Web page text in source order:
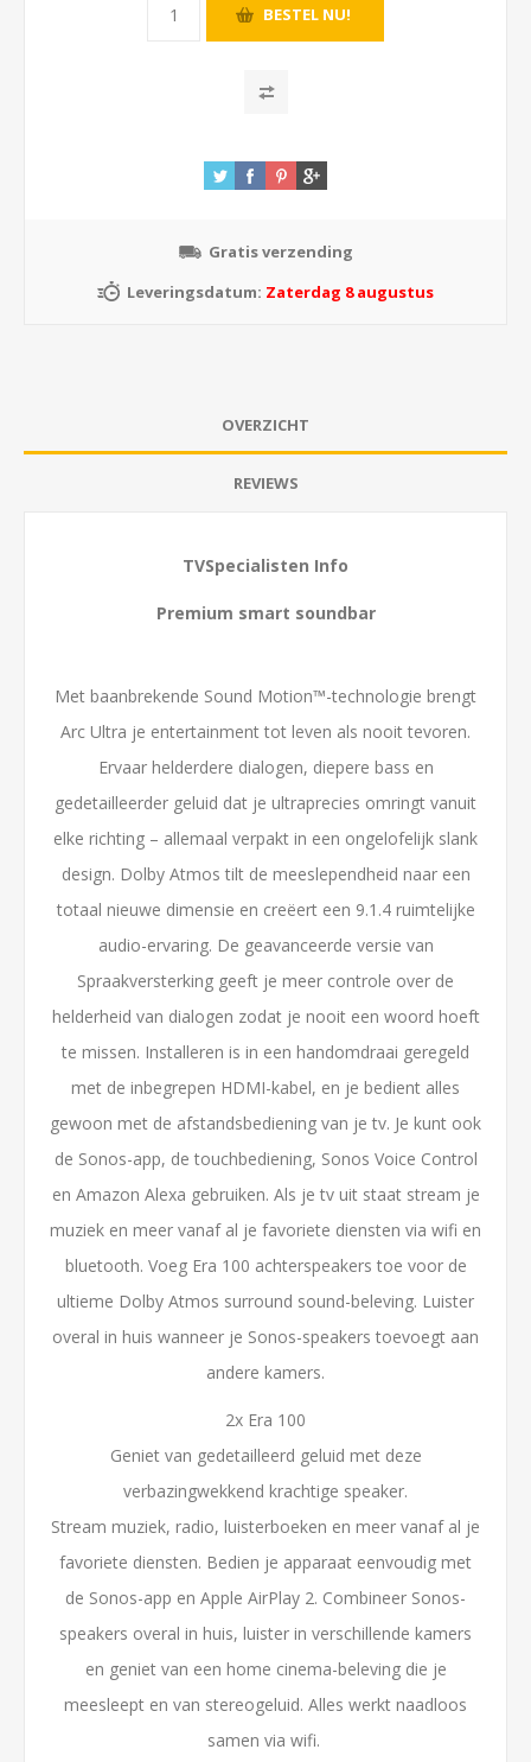
Gratis verzending
Leveringsdatum: Zaterdag 8 augustus
OVERZICHT
REVIEWS
TVSpecialisten Info
Premium smart soundbar
Met baanbrekende Sound Motion™-technologie brengt
Arc Ultra je entertainment tot leven als nooit tevoren.
Ervaar helderdere dialogen, diepere bass en
gedetailleerder geluid dat je ultraprecies omringt vanuit
elke richting – allemaal verpakt in een ongelofelijk slank
design. Dolby Atmos tilt de meeslependheid naar een
totaal nieuwe dimensie en creëert een 9.1.4 ruimtelijke
audio-ervaring. De geavanceerde versie van
Spraakversterking geeft je meer controle over de
helderheid van dialogen zodat je nooit een woord hoeft
te missen. Installeren is in een handomdraai geregeld
met de inbegrepen HDMI-kabel, en je bedient alles
gewoon met de afstandsbediening van je tv. Je kunt ook
de Sonos-app, de touchbediening, Sonos Voice Control
en Amazon Alexa gebruiken. Als je tv uit staat stream je
muziek en meer vanaf al je favoriete diensten via wifi en
bluetooth. Voeg Era 100 achterspeakers toe voor de
ultieme Dolby Atmos surround sound-beleving. Luister
overal in huis wanneer je Sonos-speakers toevoegt aan
andere kamers.
2x Era 100
Geniet van gedetailleerd geluid met deze
verbazingwekkend krachtige speaker.
Stream muziek, radio, luisterboeken en meer vanaf al je
favoriete diensten. Bedien je apparaat eenvoudig met
de Sonos-app en Apple AirPlay 2. Combineer Sonos-
speakers overal in huis, luister in verschillende kamers
en geniet van een home cinema-beleving die je
meesleept en van stereogeluid. Alles werkt naadloos
samen via wifi.